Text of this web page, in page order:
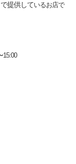
提供しているお店で